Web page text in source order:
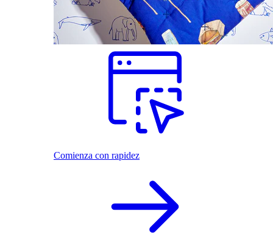
Comienza con rapidez